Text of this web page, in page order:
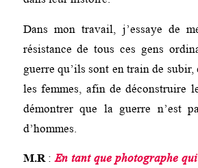
Dans mon travail, j’essaye de
résistance de tous ces gens
guerre qu’ils sont en train de subir,
les femmes, afin de déconstruire
démontrer que la guerre n’est
d’hommes.
M.R:En tant que photographe